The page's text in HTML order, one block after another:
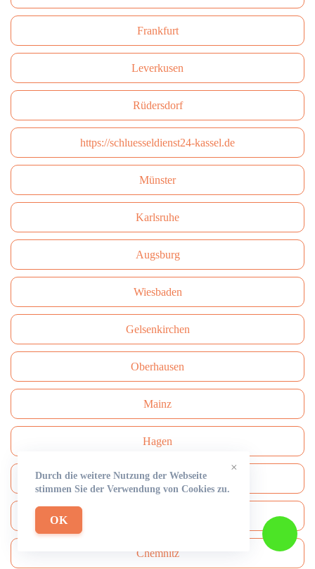
Frankfurt
Leverkusen
Rüdersdorf
https://schluesseldienst24-kassel.de
Münster
Karlsruhe
Augsburg
Wiesbaden
Gelsenkirchen
Oberhausen
Mainz
Hagen
Freiburg
Сhemnitz
×
Durch die weitere Nutzung der Webseite
stimmen Sie der Verwendung von Cookies zu.
OK